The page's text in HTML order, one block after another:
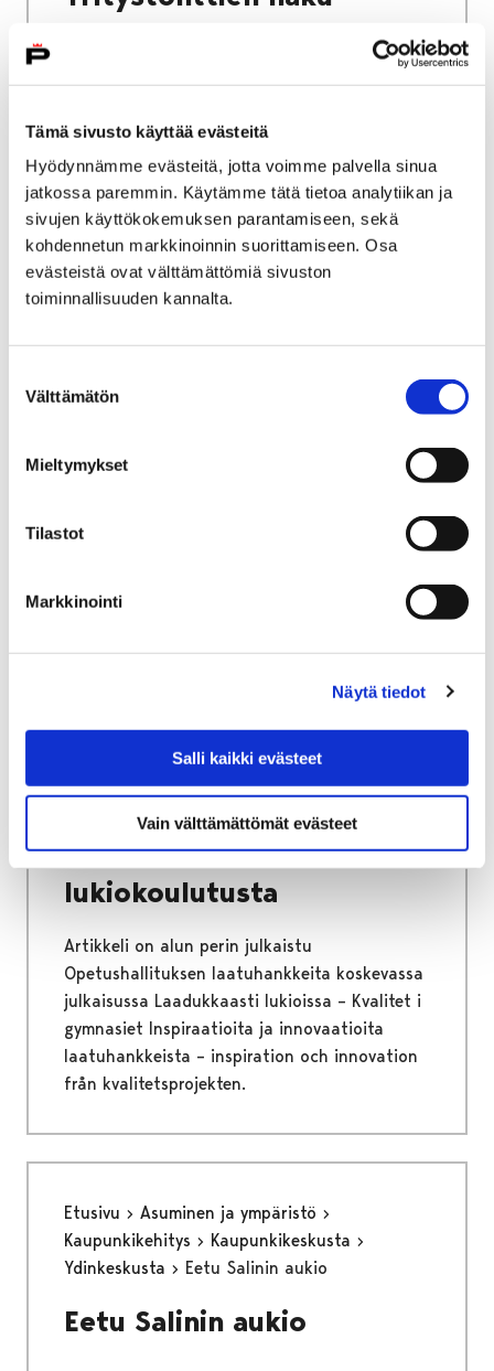
Tämä sivusto käyttää evästeitä
Hyödynnämme evästeitä, jotta voimme palvella sinua
jatkossa paremmin. Käytämme tätä tietoa analytiikan ja
sivujen käyttökokemuksen parantamiseen, sekä
kohdennetun markkinoinnin suorittamiseen. Osa
evästeistä ovat välttämättömiä sivuston
toiminnallisuuden kannalta.
valinta
Välttämätön
Mieltymykset
Tilastot
Markkinointi
Näytä tiedot
Salli kaikki evästeet
Vain välttämättömät evästeet
Sähköinen asiointi ja lomakkeet
Työ ja yrittäminen
Porin kaupunki työnantajana
Porin kaupungin avoimet työpaikat
Porin kaupungin avoimet
työpaikat
linkistä, joka ohjautuu Kuntarekryyn.
Etusivu
Kehittämishankkeet
Päättyneet hankkeet
Priima
Hanke kirjoihin ja kansiin:
Priima – entistä
laadukkaampaa
lukiokoulutusta
Artikkeli on alun perin julkaistu
Opetushallituksen laatuhankkeita koskevassa
julkaisussa Laadukkaasti lukioissa – Kvalitet i
gymnasiet Inspiraatioita ja innovaatioita
laatuhankkeista – inspiration och innovation
från kvalitetsprojekten.
Etusivu
Asuminen ja ympäristö
Kaupunkikehitys
Kaupunkikeskusta
Ydinkeskusta
Eetu Salinin aukio
Eetu Salinin aukio